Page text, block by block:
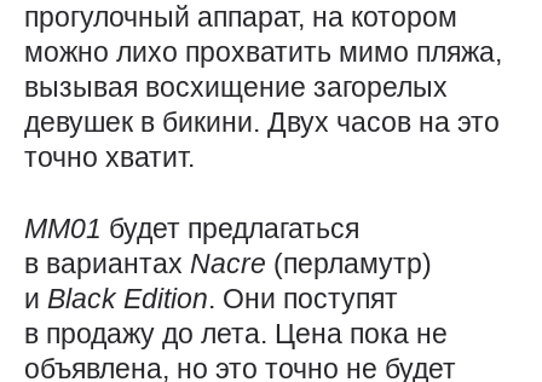
прогулочный аппарат, на котором
можно лихо прохватить мимо пляжа,
вызывая восхищение загорелых
девушек в бикини. Двух часов на это
точно хватит.
MM01 будет предлагаться
в вариантах Nacre (перламутр)
и Black Edition. Они поступят
в продажу до лета. Цена пока не
объявлена, но это точно не будет